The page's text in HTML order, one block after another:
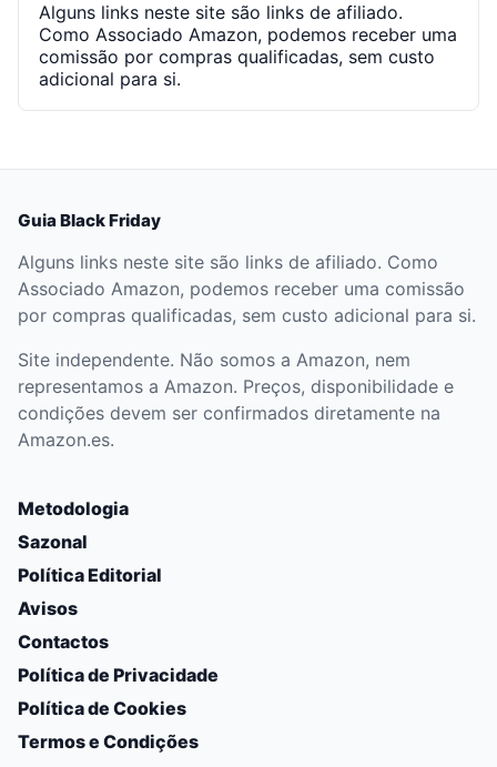
Alguns links neste site são links de afiliado.
Como Associado Amazon, podemos receber uma
comissão por compras qualificadas, sem custo
adicional para si.
Guia Black Friday
Alguns links neste site são links de afiliado. Como
Associado Amazon, podemos receber uma comissão
por compras qualificadas, sem custo adicional para si.
Site independente. Não somos a Amazon, nem
representamos a Amazon. Preços, disponibilidade e
condições devem ser confirmados diretamente na
Amazon.es.
Metodologia
Sazonal
Política Editorial
Avisos
Contactos
Política de Privacidade
Política de Cookies
Termos e Condições